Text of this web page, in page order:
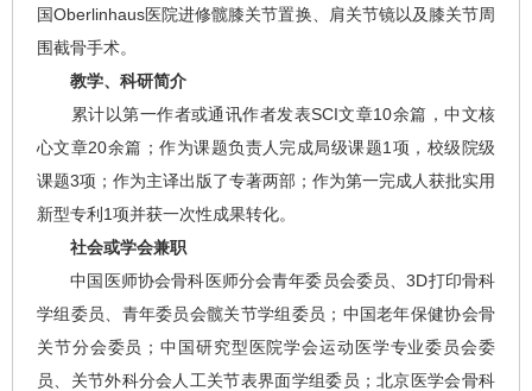
国Oberlinhaus医院进修髋膝关节置换、肩关节镜以及膝关节周
围截骨手术。
教学、科研简介
累计以第一作者或通讯作者发表SCI文章10余篇，中文核
心文章20余篇；作为课题负责人完成局级课题1项，校级院级
课题3项；作为主译出版了专著两部；作为第一完成人获批实用
新型专利1项并获一次性成果转化。
社会或学会兼职
中国医师协会骨科医师分会青年委员会委员、3D打印骨科
学组委员、青年委员会髋关节学组委员；中国老年保健协会骨
关节分会委员；中国研究型医院学会运动医学专业委员会委
员、关节外科分会人工关节表界面学组委员；北京医学会骨科